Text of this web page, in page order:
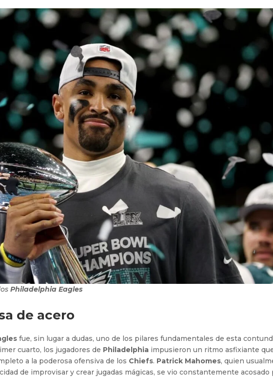
Philadelphia Eagles
de acero
fue, sin lugar a dudas, uno de los pilares fundamentales de esta
cuarto, los jugadores de Philadelphia impusieron un ritmo asfixiante
a la poderosa ofensiva de los Chiefs. Patrick Mahomes, quien
de improvisar y crear jugadas mágicas, se vio constantemente acosado